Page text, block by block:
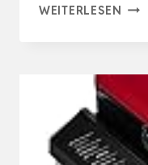
WEITERLESEN IKRA
ILH
A,